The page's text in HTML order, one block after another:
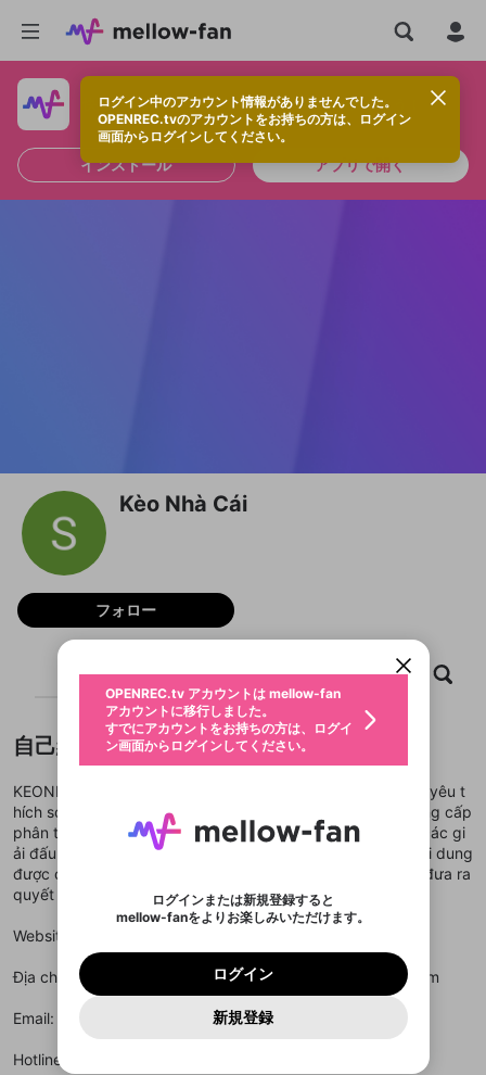
ログイン中のアカウント情報がありませんでした。
OPENREC.tvのアカウントをお持ちの方は、ログイン
画面からログインしてください。
快適に視聴するなら、アプリをインストールしよう！
インストール アプリで開く
Kèo Nhà Cái
フォロー
ホーム 動画 キャプチャ プレイリスト
自己紹介
KEONHACAI là nguồn thông tin uy tín dành cho người chơi yêu t
hích soi kèo và nhận định bóng đá mỗi ngày. Nền tảng cung cấp
phân tích chuyên sâu, cập nhật tỷ lệ kèo nhanh chóng từ các gi
ải đấu lớn nhỏ trên thế giới. Với giao diện dễ sử dụng và nội dung
được chọn lọc kỹ lưỡng, người dùng có thể tham khảo và đưa ra
quyết định chính xác hơn khi tham gia cá cược thể thao.
Website:
Địa chỉ: 1 Đinh Lễ, Phường 12, Quận 4, Hồ Chí Minh, Vietnam
Email: keobongcom@gmail.com
Hotline: 0333017846
ブロックリストに追加しますか？
キャンセル OK
この動画の公開は終了しました
OK
ファンレター
応援している配信者にファンレターを送ることがで
※ファンレター機能は有料サービスです。
固定動画に設定
マイページに表示されている動画 (ライブ配信、配
信予定、アーカイブ、アップロード動画) をページ
のトップに1つ固定できます。動画タイトル横のメ
ニューより設定することができます。
動画プレイリストを選択
動画のプレイリストを一つ選択すると、そのプレイ
選択できるプレイリストがありません。
動画プレイリストがありません
ポイントが不足しています
ご確認ください
した。 サービスを利用するには変更後の内容を
を確認しました。
確認しました
OPENREC.tv アカウントは mellow-fan
アカウントに移行しました。
すでにアカウントをお持ちの方は、ログイ
新規登録
メールアドレスで新規登録
または
Google
Yahoo! JAPAN
Appleでサインアップ
@
次にお進みください。
OPENREC.tvアカウントはmellow-fanア
カウントに統合しました。
こちらからOPENREC.tvでログイン中のア
ログイン
メールアドレスでログイン
または
Google
Yahoo! JAPAN
Appleでサインイン
ログイン
ログイン
パスワードを忘れた方はこちら
アカウントをお持ちですか？アカウントを作成する
OPENREC.tv アカウントは mellow-fan
アカウントに移行しました。
すでにアカウントをお持ちの方は、ログイ
ン画面からログインしてください。
ログインまたは新規登録すると
mellow-fanをよりお楽しみいただけます。
ログイン
新規登録
登録したメールアドレスを入力し、送信してくださ
再設定する
入力していただいたメールアドレ
スに、パスワード再設定用URLを
のでご確認ください
OK
パーソナルデータの登録
年 月
生年月は登録後に変更できません。
お住まいの地域
ご登録いただいた情報はサービスの向上を目的
として使用いたします。
一部サービスをご利用いただくには、生年月の
登録が必要です。
認証コードの入力
メイン及びcs.openrec.co.jpドメイン）が受信拒否設
定に含まれていないかご確認ください。
入力
セッションの有効期限が切れたた
プレミアム会員に入会
不適切なユーザーとして報告しま
すか？
問題を選択してください
わいせつな表現
著作権の侵害
なりすまし行為
0
報告された問題については、利用規約に違反しているか
どうかをスタッフが確認します。
用することは、利用規約違反になります。
サブスクシェア
限定コミュニティ参加方法
Discordアカウントをお持ちでない方
Discordアカウントを作成
Discordは第三者が提供するコミュニティーサービスで、
mellow-fanとは関わりがありません。Discordに関してのお
問い合わせにはお答えすることができません。Discordの仕
様変更により、限定コミュニティ特典の提供が終了する可能